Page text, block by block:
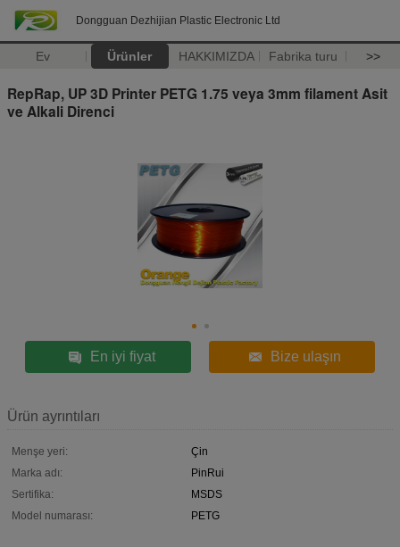
Dongguan Dezhijian Plastic Electronic Ltd
Ev Ürünler HAKKIMIZDA Fabrika turu >>
RepRap, UP 3D Printer PETG 1.75 veya 3mm filament Asit
ve Alkali Direnci
En iyi fiyat Bize ulaşın
Ürün ayrıntıları
Menşe yeri:
Çin
Marka adı:
PinRui
Sertifika:
MSDS
Model numarası:
PETG